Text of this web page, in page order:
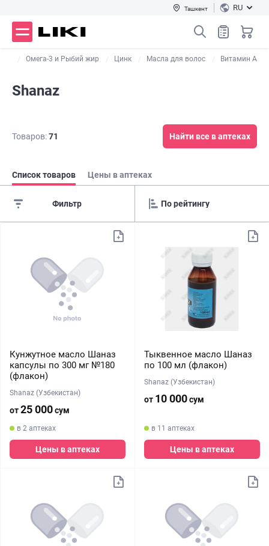
Ташкент RU
Омега-3 и Рыбий жир Цинк Масла для волос Витамин А
Shanaz
Товаров:71 Найти все в аптеках
Список товаров Цены в аптеках
Фильтр
Кунжутное масло Шаназ
капсулы по 300 мг №180
(флакон)
Shanaz (Узбекистан)
от25 000сум
в 2 аптеках
Цены в аптеках
Тыквенное масло Шаназ
по 100 мл (флакон)
Shanaz (Узбекистан)
от 10 000сум
в 11 аптеках
Цены в аптеках